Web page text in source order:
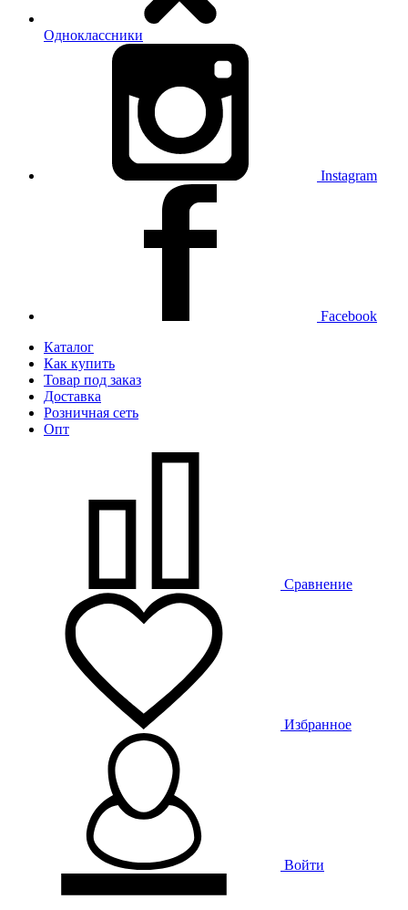
Одноклассники
Instagram
Facebook
Каталог
Как купить
Товар под заказ
Доставка
Розничная сеть
Опт
Сравнение
Избранное
Войти